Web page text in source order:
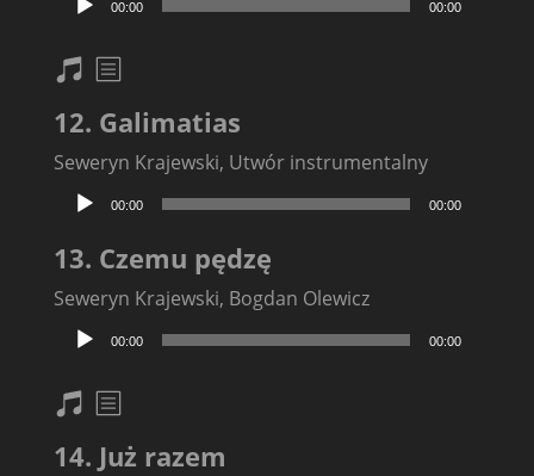
plików
00:00 00:00
nuty
txt
12. Galimatias
Seweryn Krajewski, Utwór instrumentalny
Odtwarzacz
plików
dźwiękowych
00:00 00:00
13. Czemu pędzę
Seweryn Krajewski, Bogdan Olewicz
Odtwarzacz
plików
00:00 00:00
nuty
txt
14. Już razem